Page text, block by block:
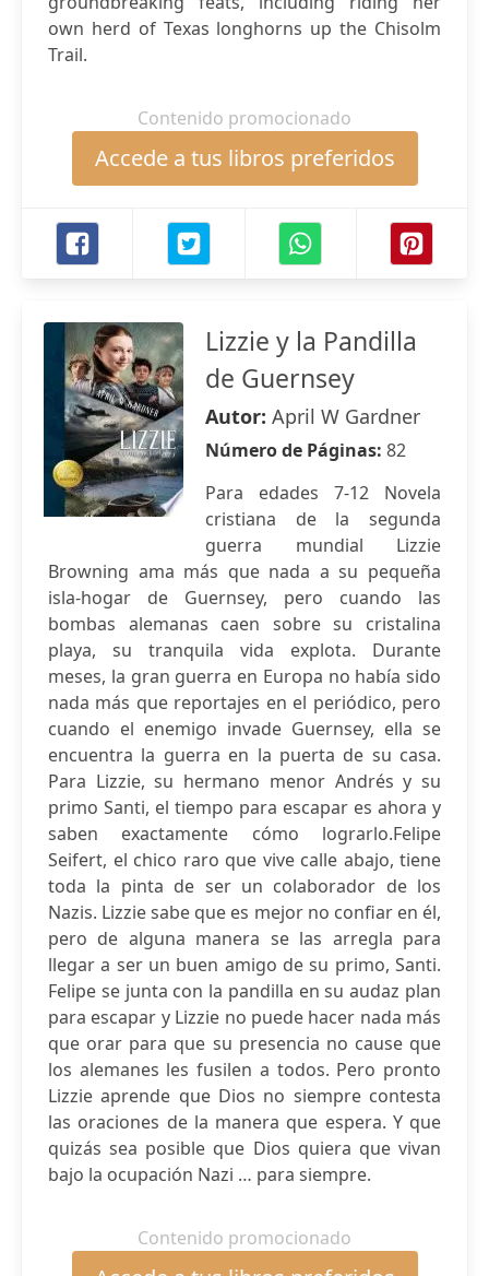
own herd of Texas longhorns up the Chisolm
Trail.
Contenido promocionado
Accede a tus libros preferidos
Lizzie y la Pandilla
de Guernsey
Autor: April W Gardner
Número de Páginas: 82
Para edades 7-12 Novela
cristiana de la segunda
guerra mundial Lizzie
Browning ama más que nada a su pequeña
isla-hogar de Guernsey, pero cuando las
bombas alemanas caen sobre su cristalina
playa, su tranquila vida explota. Durante
meses, la gran guerra en Europa no había sido
nada más que reportajes en el periódico, pero
cuando el enemigo invade Guernsey, ella se
encuentra la guerra en la puerta de su casa.
Para Lizzie, su hermano menor Andrés y su
primo Santi, el tiempo para escapar es ahora y
saben exactamente cómo lograrlo.Felipe
Seifert, el chico raro que vive calle abajo, tiene
toda la pinta de ser un colaborador de los
Nazis. Lizzie sabe que es mejor no confiar en él,
pero de alguna manera se las arregla para
llegar a ser un buen amigo de su primo, Santi.
Felipe se junta con la pandilla en su audaz plan
para escapar y Lizzie no puede hacer nada más
que orar para que su presencia no cause que
los alemanes les fusilen a todos. Pero pronto
Lizzie aprende que Dios no siempre contesta
las oraciones de la manera que espera. Y que
quizás sea posible que Dios quiera que vivan
bajo la ocupación Nazi … para siempre.
Contenido promocionado